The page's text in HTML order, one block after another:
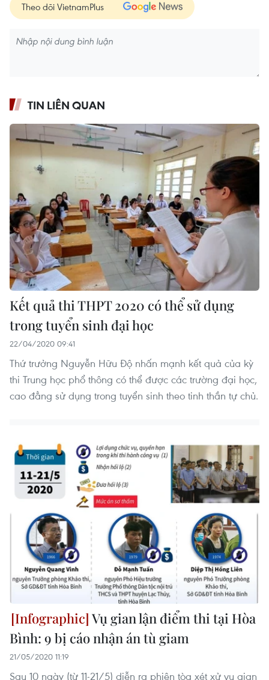
Theo dõi VietnamPlus
TIN LIÊN QUAN
Kết quả thi THPT 2020 có thể sử dụng
trong tuyển sinh đại học
22/04/2020 09:41
Thứ trưởng Nguyễn Hữu Độ nhấn mạnh kết quả của kỳ
thi Trung học phổ thông có thể được các trường đại học,
cao đẳng sử dụng trong tuyển sinh theo tinh thần tự chủ.
Vụ gian lận điểm thi tại Hòa
Bình: 9 bị cáo nhận án tù giam
21/05/2020 11:19
Sau 10 ngày (từ 11-21/5) diễn ra phiên tòa xét xử vụ gian